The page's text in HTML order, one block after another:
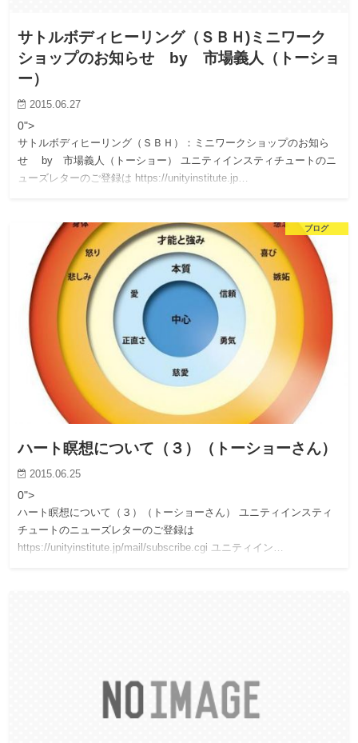
サトルボディヒーリング（ＳＢＨ)ミニワーク
ショップのお知らせ by 市場義人（トーショ
ー）
2015.06.27
0">
サトルボディヒーリング（ＳＢＨ）：ミニワークショップのお知ら
せ by 市場義人（トーショー） ユニティインスティチュートのニ
ューズレターのご登録は https://unityinstitute.jp…
ブログ
ハート瞑想について（３）（トーショーさん）
2015.06.25
0">
ハート瞑想について（３）（トーショーさん） ユニティインスティ
チュートのニューズレターのご登録は
https://unityinstitute.jp/mail/subscribe.cgi ユニティイン…